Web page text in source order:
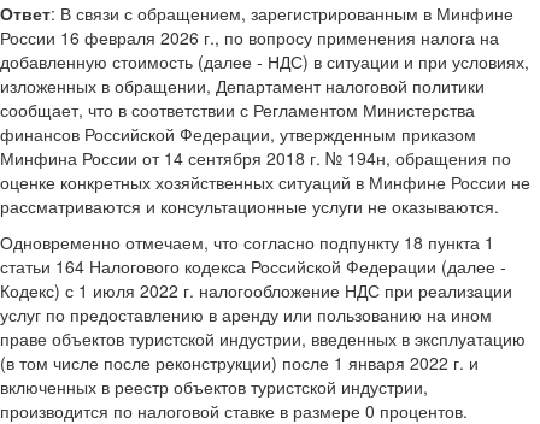
Ответ: В связи с обращением, зарегистрированным в Минфине
России 16 февраля 2026 г., по вопросу применения налога на
добавленную стоимость (далее - НДС) в ситуации и при условиях,
изложенных в обращении, Департамент налоговой политики
сообщает, что в соответствии с Регламентом Министерства
финансов Российской Федерации, утвержденным приказом
Минфина России от 14 сентября 2018 г. № 194н, обращения по
оценке конкретных хозяйственных ситуаций в Минфине России не
рассматриваются и консультационные услуги не оказываются.
Одновременно отмечаем, что согласно подпункту 18 пункта 1
статьи 164 Налогового кодекса Российской Федерации (далее -
Кодекс) с 1 июля 2022 г. налогообложение НДС при реализации
услуг по предоставлению в аренду или пользованию на ином
праве объектов туристской индустрии, введенных в эксплуатацию
(в том числе после реконструкции) после 1 января 2022 г. и
включенных в реестр объектов туристской индустрии,
производится по налоговой ставке в размере 0 процентов.